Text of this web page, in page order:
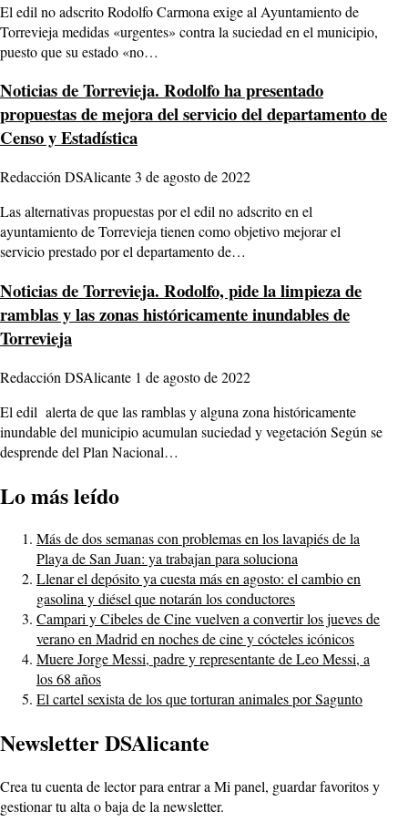
El edil no adscrito Rodolfo Carmona exige al Ayuntamiento de
Torrevieja medidas «urgentes» contra la suciedad en el municipio,
puesto que su estado «no…
Noticias de Torrevieja. Rodolfo ha presentado
propuestas de mejora del servicio del departamento de
Censo y Estadística
Redacción DSAlicante3 de agosto de 2022
Las alternativas propuestas por el edil no adscrito en el
ayuntamiento de Torrevieja tienen como objetivo mejorar el
servicio prestado por el departamento de…
Noticias de Torrevieja. Rodolfo, pide la limpieza de
ramblas y las zonas históricamente inundables de
Torrevieja
Redacción DSAlicante 1 de agosto de 2022
El edil alerta de que las ramblas y alguna zona históricamente
inundable del municipio acumulan suciedad y vegetación Según se
desprende del Plan Nacional…
Lo más leído
Más de dos semanas con problemas en los lavapiés de la
Playa de San Juan: ya trabajan para soluciona
Llenar el depósito ya cuesta más en agosto: el cambio en
gasolina y diésel que notarán los conductores
Campari y Cibeles de Cine vuelven a convertir los jueves de
verano en Madrid en noches de cine y cócteles icónicos
Muere Jorge Messi, padre y representante de Leo Messi, a
los 68 años
El cartel sexista de los que torturan animales por Sagunto
Newsletter DSAlicante
Crea tu cuenta de lector para entrar a Mi panel, guardar favoritos y
gestionar tu alta o baja de la newsletter.